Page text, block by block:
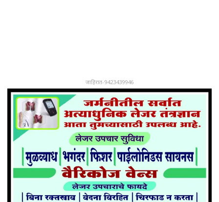
जाहिरात-9423439946